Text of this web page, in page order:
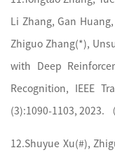
Li Zhang, Gan
Zhiguo Zhang(*),
with Deep
Recognition, IEEE
(3):1090-1103, 2023. （
12. Shuyue Xu(#),